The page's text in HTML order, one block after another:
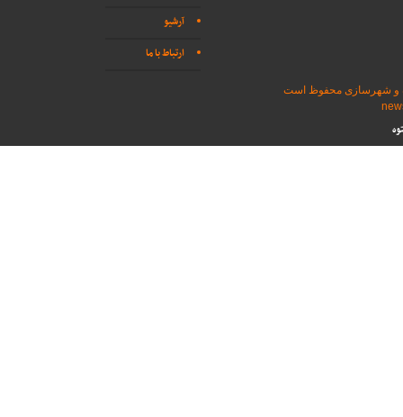
آرشیو
ارتباط با ما
و شهرسازی محفوظ است